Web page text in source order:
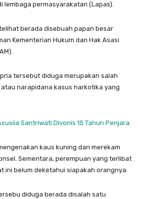
lembaga permasyarakatan (Lapas).
berada disebuah papan besar
Kementerian Hukum dan Hak Asasi
tersebut diduga merupakan salah
narapidana kasus narkotika yang
Santriwati Divonis 15 Tahun Penjara
kaus kuning dan merekam
Sementara, perempuan yang terlibat
ini belum deketahui siapakah orangnya.
diduga berada disalah satu